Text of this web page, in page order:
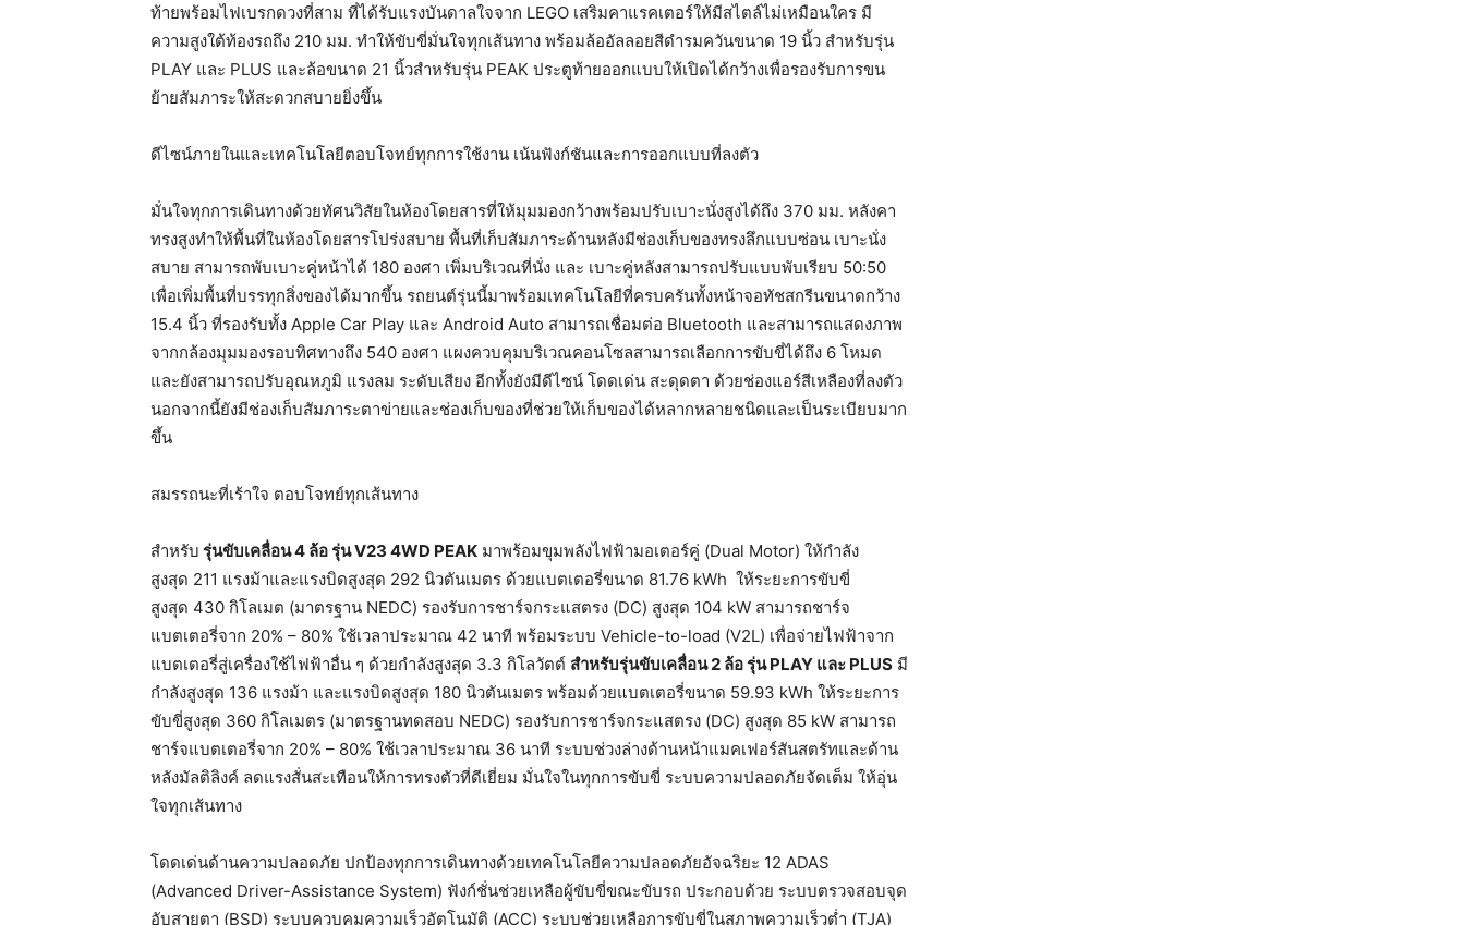
ท้ายพร้อมไฟเบรกดวงที่สาม ที่ได้รับแรงบันดาลใจจาก LEGO เสริมคาแรคเตอร์ให้มีสไตล์ไม่เหมือนใคร มี
ความสูงใต้ท้องรถถึง 210 มม. ทำให้ขับขี่มั่นใจทุกเส้นทาง พร้อมล้ออัลลอยสีดำรมควันขนาด 19 นิ้ว สำหรับรุ่น
PLAY และ PLUS และล้อขนาด 21 นิ้วสำหรับรุ่น PEAK ประตูท้ายออกแบบให้เปิดได้กว้างเพื่อรองรับการขน
ย้ายสัมภาระให้สะดวกสบายยิ่งขึ้น
ดีไซน์ภายในและเทคโนโลยีตอบโจทย์ทุกการใช้งาน เน้นฟังก์ชันและการออกแบบที่ลงตัว
มั่นใจทุกการเดินทางด้วยทัศนวิสัยในห้องโดยสารที่ให้มุมมองกว้างพร้อมปรับเบาะนั่งสูงได้ถึง 370 มม. หลังคา
ทรงสูงทำให้พื้นที่ในห้องโดยสารโปร่งสบาย พื้นที่เก็บสัมภาระด้านหลังมีช่องเก็บของทรงลึกแบบซ่อน เบาะนั่ง
สบาย สามารถพับเบาะคู่หน้าได้ 180 องศา เพิ่มบริเวณที่นั่ง และ เบาะคู่หลังสามารถปรับแบบพับเรียบ 50:50
เพื่อเพิ่มพื้นที่บรรทุกสิ่งของได้มากขึ้น รถยนต์รุ่นนี้มาพร้อมเทคโนโลยีที่ครบครันทั้งหน้าจอทัชสกรีนขนาดกว้าง
15.4 นิ้ว ที่รองรับทั้ง Apple Car Play และ Android Auto สามารถเชื่อมต่อ Bluetooth และสามารถแสดงภาพ
จากกล้องมุมมองรอบทิศทางถึง 540 องศา แผงควบคุมบริเวณคอนโซลสามารถเลือกการขับขี่ได้ถึง 6 โหมด
และยังสามารถปรับอุณหภูมิ แรงลม ระดับเสียง อีกทั้งยังมีดีไซน์ โดดเด่น สะดุดตา ด้วยช่องแอร์สีเหลืองที่ลงตัว
นอกจากนี้ยังมีช่องเก็บสัมภาระตาข่ายและช่องเก็บของที่ช่วยให้เก็บของได้หลากหลายชนิดและเป็นระเบียบมาก
ขึ้น
สมรรถนะที่เร้าใจ ตอบโจทย์ทุกเส้นทาง
สำหรับ รุ่นขับเคลื่อน4 ล้อรุ่นV23 4WD PEAK มาพร้อมขุมพลังไฟฟ้ามอเตอร์คู่ (Dual Motor) ให้กำลัง
สูงสุด 211 แรงม้าและแรงบิดสูงสุด 292 นิวตันเมตร ด้วยแบตเตอรี่ขนาด 81.76 kWh ให้ระยะการขับขี่
สูงสุด 430 กิโลเมต (มาตรฐาน NEDC) รองรับการชาร์จกระแสตรง (DC) สูงสุด 104 kW สามารถชาร์จ
แบตเตอรี่จาก 20% – 80% ใช้เวลาประมาณ 42 นาที พร้อมระบบ Vehicle-to-load (V2L) เพื่อจ่ายไฟฟ้าจาก
แบตเตอรี่สู่เครื่องใช้ไฟฟ้าอื่น ๆ ด้วยกำลังสูงสุด 3.3 กิโลวัตต์ สำหรับรุ่นขับเคลื่อน2 ล้อรุ่นPLAY และ PLUS มี
กำลังสูงสุด 136 แรงม้า และแรงบิดสูงสุด 180 นิวตันเมตร พร้อมด้วยแบตเตอรี่ขนาด 59.93 kWh ให้ระยะการ
ขับขี่สูงสุด 360 กิโลเมตร (มาตรฐานทดสอบ NEDC) รองรับการชาร์จกระแสตรง (DC) สูงสุด 85 kW สามารถ
ชาร์จแบตเตอรี่จาก 20% – 80% ใช้เวลาประมาณ 36 นาที ระบบช่วงล่างด้านหน้าแมคเฟอร์สันสตรัทและด้าน
หลังมัลติลิงค์ ลดแรงสั่นสะเทือนให้การทรงตัวที่ดีเยี่ยม มั่นใจในทุกการขับขี่ ระบบความปลอดภัยจัดเต็ม ให้อุ่น
ใจทุกเส้นทาง
โดดเด่นด้านความปลอดภัย ปกป้องทุกการเดินทางด้วยเทคโนโลยีความปลอดภัยอัจฉริยะ 12 ADAS
(Advanced Driver-Assistance System) ฟังก์ชั่นช่วยเหลือผู้ขับขี่ขณะขับรถ ประกอบด้วย ระบบตรวจสอบจุด
อับสายตา (BSD) ระบบควบคุมความเร็วอัตโนมัติ (ACC) ระบบช่วยเหลือการขับขี่ในสภาพความเร็วต่ำ (TJA)